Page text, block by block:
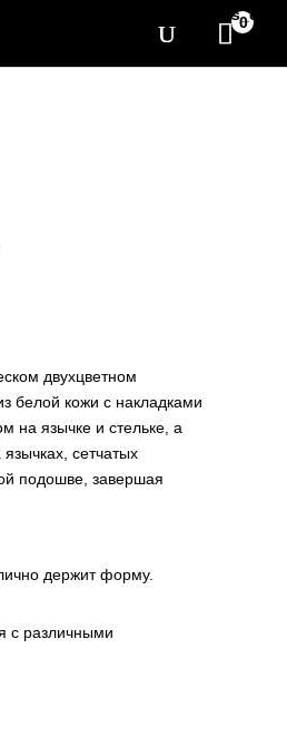
0
двухцветном
белой кожи с накладками
на язычке и стельке, а
сетчатых
подошве, завершая
держит форму.
с различными